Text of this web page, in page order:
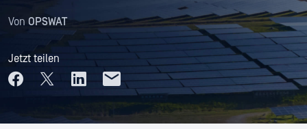
Von OPSWAT
Jetzt teilen